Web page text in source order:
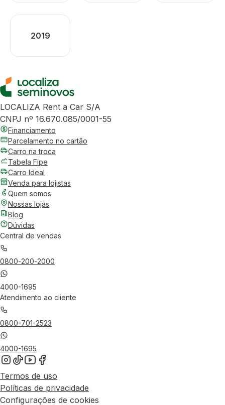
2019
LOCALIZA Rent a Car S/A
CNPJ nº 16.670.085/0001-55
Financiamento
Parcelamento no cartão
Carro na troca
Tabela Fipe
Carro Ideal
Venda para lojistas
Quem somos
Nossas lojas
Blog
Dúvidas
Central de vendas
0800-200-2000
4000-1695
Atendimento ao cliente
0800-701-2523
4000-1695
Termos de uso
Políticas de privacidade
Configurações de cookies